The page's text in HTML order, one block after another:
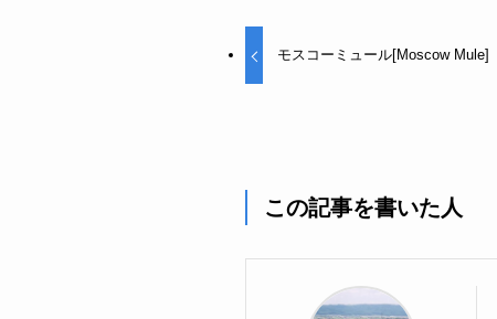
モスコーミュール[Moscow Mule]
この記事を書いた人